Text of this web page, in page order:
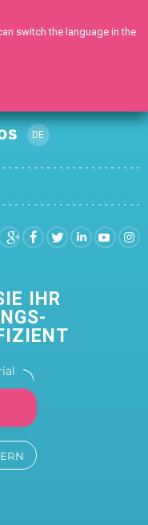
DE
UK
TR
IHR
switch the language in the